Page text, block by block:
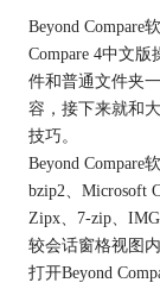
Beyond Compare
Compare 4中文
件和普通文件夹
容，接下来就和
技巧。
Beyond Compare
bzip2、Microsoft
Zipx、7-zip、
较会话窗格视图
打开Beyond